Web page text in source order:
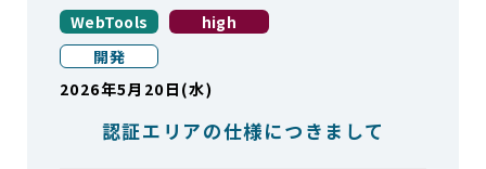
WebTools
high
開発
2026年5月20日(水)
認証エリアの仕様につきまして